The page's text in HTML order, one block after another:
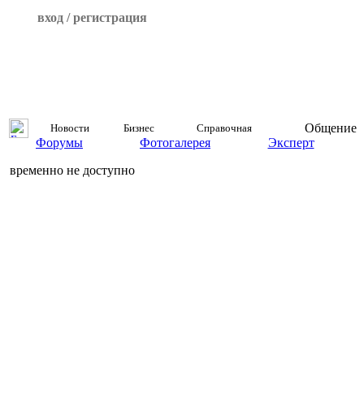
вход / регистрация
Новости Бизнес Справочная
Общение
Форумы
Фотогалерея
Эксперт
временно не доступно